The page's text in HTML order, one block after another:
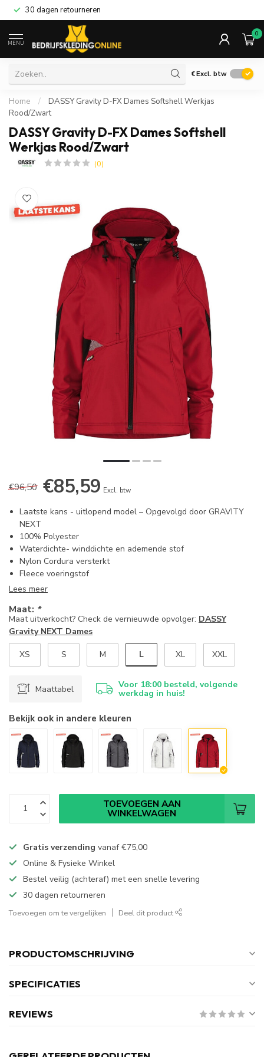
30 dagen retourneren
MENU
0
€Excl. btw
Home /
DASSY Gravity D-FX Dames Softshell Werkjas
Rood/Zwart
DASSY Gravity D-FX Dames Softshell
Werkjas Rood/Zwart
(0)
€96,50 €85,59 Excl. btw
Laatste kans - uitlopend model – Opgevolgd door GRAVITY
NEXT
100% Polyester
Waterdichte- winddichte en ademende stof
Nylon Cordura versterkt
Fleece voeringstof
Lees meer
Maat uitverkocht? Check de vernieuwde opvolger: DASSY
Gravity NEXT Dames
Maat: *
XS S M L XL XXL
Maattabel Voor 18:00 besteld, volgende
werkdag in huis!
Bekijk ook in andere kleuren
TOEVOEGEN AAN
WINKELWAGEN
Gratis verzending vanaf€75,00
Online & Fysieke Winkel
Bestel veilig (achteraf) met een snelle levering
30 dagen retourneren
Toevoegen om te vergelijken Deel dit product
PRODUCTOMSCHRIJVING
SPECIFICATIES
REVIEWS